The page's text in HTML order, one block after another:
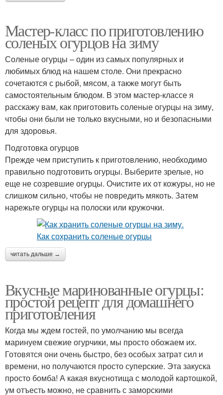
Мастер-класс по приготовлению
соленых огурцов на зиму
Соленые огурцы – один из самых популярных и
любимых блюд на нашем столе. Они прекрасно
сочетаются с рыбой, мясом, а также могут быть
самостоятельным блюдом. В этом мастер-классе я
расскажу вам, как приготовить соленые огурцы на зиму,
чтобы они были не только вкусными, но и безопасными
для здоровья.
Подготовка огурцов
Прежде чем приступить к приготовлению, необходимо
правильно подготовить огурцы. Выберите зрелые, но
еще не созревшие огурцы. Очистите их от кожуры, но не
слишком сильно, чтобы не повредить мякоть. Затем
нарежьте огурцы на полоски или кружочки.
читать дальше →
Вкусные маринованные огурцы:
простой рецепт для домашнего
приготовления
Когда мы ждем гостей, по умолчанию мы всегда
маринуем свежие огурчики, мы просто обожаем их.
Готовятся они очень быстро, без особых затрат сил и
времени, но получаются просто суперские. Эта закуска
просто бомба! А какая вкуснотища с молодой картошкой,
ум отъесть можно, не сравнить с заморскими